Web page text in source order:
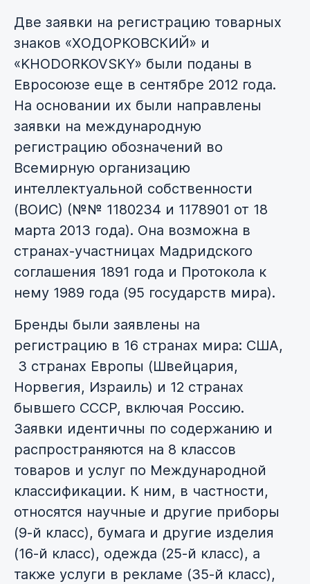
Две заявки на регистрацию товарных
знаков «ХОДОРКОВСКИЙ» и
«KHODORKOVSKY» были поданы в
Евросоюзе еще в сентябре 2012 года.
На основании их были направлены
заявки на международную
регистрацию обозначений во
Всемирную организацию
интеллектуальной собственности
(ВОИС) (№№ 1180234 и 1178901 от 18
марта 2013 года). Она возможна в
странах-участницах Мадридского
соглашения 1891 года и Протокола к
нему 1989 года (95 государств мира).
Бренды были заявлены на
регистрацию в 16 странах мира: США,
3 странах Европы (Швейцария,
Норвегия, Израиль) и 12 странах
бывшего СССР, включая Россию.
Заявки идентичны по содержанию и
распространяются на 8 классов
товаров и услуг по Международной
классификации. К ним, в частности,
относятся научные и другие приборы
(9-й класс), бумага и другие изделия
(16-й класс), одежда (25-й класс), а
также услуги в рекламе (35-й класс),